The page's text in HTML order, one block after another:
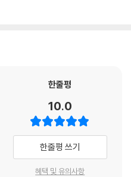
한줄평
10.0
한줄평 쓰기
혜택 및 유의사항